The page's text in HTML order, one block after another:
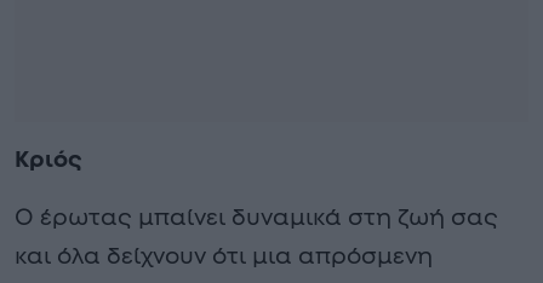
Κριός
Ο έρωτας μπαίνει δυναμικά στη ζωή σας
και όλα δείχνουν ότι μια απρόσμενη